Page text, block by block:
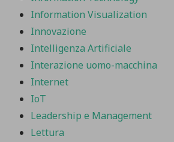
Information Visualization
Innovazione
Intelligenza Artificiale
Interazione uomo-macchina
Internet
IoT
Leadership e Management
Lettura